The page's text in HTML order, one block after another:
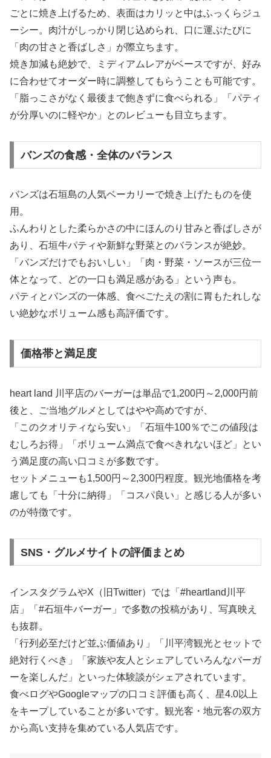
ごとに焼き上げるため、表面はカリッと中はふっくらジュ
ーシー。肉汁がしっかり閉じ込められ、口に運ぶたびに
「肉の甘さと香ばしさ」が際立ちます。
焼き加減も絶妙で、ミディアムレアがベースですが、好み
に合わせてオーダー時に調整してもらうことも可能です。
「脂っこさがなく最後まで飽きずに食べられる」「パティ
が分厚いのに軽やか」とのレビューも目立ちます。
バンズの食感・全体のバランス
バンズは石垣島の人気ベーカリーで焼き上げたものを使
用。
ふんわりとした柔らかさの中にほんのり甘みと香ばしさが
あり、石垣牛パティや新鮮な野菜とのバランスが絶妙。
「バンズだけでもおいしい」「肉・野菜・ソースが三位一
体となって、どの一口も満足感がある」という声も。
パティとバンズの一体感、食べごたえの割に胃もたれしな
い絶妙なボリューム感も高評価です。
価格帯と満足度
heart land 川平店のバーガーは単品で1,200円～2,000円前
後と、ご当地グルメとしてはやや高めですが、
「このクオリティなら安い」「石垣牛100％でこの値段は
むしろお得」「ボリューム満点で食べきれないほど」とい
う満足度の高い口コミが多数です。
セットメニューも1,500円～2,300円程度。観光地価格を考
慮しても「十分に納得」「コスパ良い」と感じる人が多い
のが特徴です。
SNS・グルメサイトの評価まとめ
インスタグラムやX（旧Twitter）では「#heartland川平
店」「#石垣牛バーガー」で多数の投稿があり、写真映え
も抜群。
「行列必至だけど並ぶ価値あり」「川平湾観光とセットで
絶対行くべき」「家族や友人とシェアしていろんなバーガ
ーを楽しんだ」といった体験談がシェアされています。
食べログやGoogleマップの口コミ評価も高く、星4.0以上
をキープしていることが多いです。観光客・地元客の双方
から高い支持を集めている人気店です。